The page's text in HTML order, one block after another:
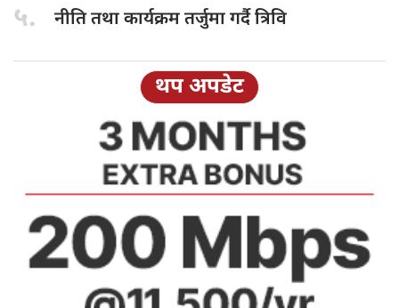
५. नीति तथाकार्यक्रम तर्जुमा गर्दै त्रिवि
थप अपडेट